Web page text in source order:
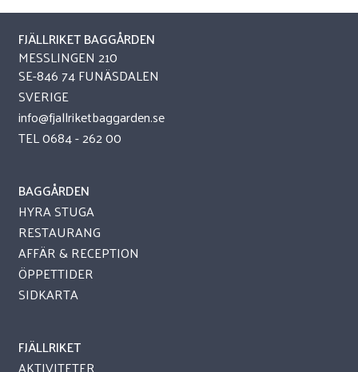
FJÄLLRIKET BAGGÅRDEN
MESSLINGEN 210
SE-846 74 FUNÄSDALEN
SVERIGE
info@fjallriketbaggarden.se
TEL0684 - 262 00
BAGGÅRDEN
HYRA STUGA
RESTAURANG
AFFÄR & RECEPTION
ÖPPETTIDER
SIDKARTA
FJÄLLRIKET